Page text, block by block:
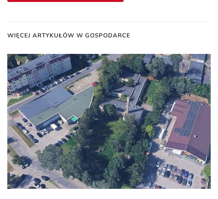
WIĘCEJ ARTYKUŁÓW W GOSPODARCE